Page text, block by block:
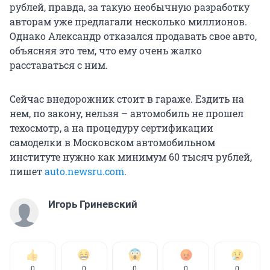
рублей, правда, за такую необычную разработку
авторам уже предлагали несколько миллионов.
Однако Александр отказался продавать свое авто,
объясняя это тем, что ему очень жалко
расставаться с ним.
Сейчас внедорожник стоит в гараже. Ездить на
нем, по закону, нельзя – автомобиль не прошел
техосмотр, а на процедуру сертификации
самоделки в Московском автомобильном
институте нужно как минимум 60 тысяч рублей,
пишетauto.newsru.com.
Игорь Гриневский